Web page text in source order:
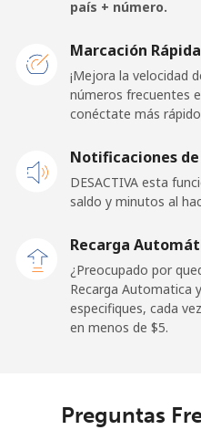
Línea fija ⁦101.5¢⁩
⁦65.9¢⁩
Celular ⁦54.5¢⁩
Liechtenstein
Celular ⁦19.5¢⁩
país + número.
Marcación Rápida
¡Mejora la velocidad
números frecuentes
conéctate más
Notificaciones de
DESACTIVA esta
saldo y minutos al
Recarga
¿Preocupado por
Recarga Automatica
especifiques, cada
en menos de ⁦$5⁩.
Preguntas